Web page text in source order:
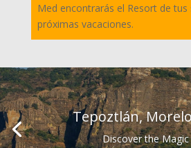
Med encontrarás el Resort de tus
próximas vacaciones.
Tepoztlán,
Discover the Magic